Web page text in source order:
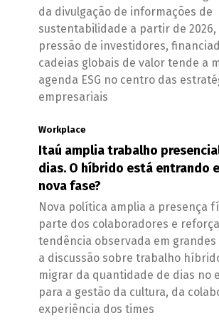
da divulgação de informações de
sustentabilidade a partir de 2026,
pressão de investidores,
cadeias globais de valor tende a
agenda ESG no centro das
empresariais
Workplace
Itaú amplia trabalho
dias. O híbrido está entrando
nova fase?
Nova política amplia a presença
parte dos colaboradores e
tendência observada em grandes
a discussão sobre trabalho
migrar da quantidade de dias no
para a gestão da cultura, da
experiência dos times